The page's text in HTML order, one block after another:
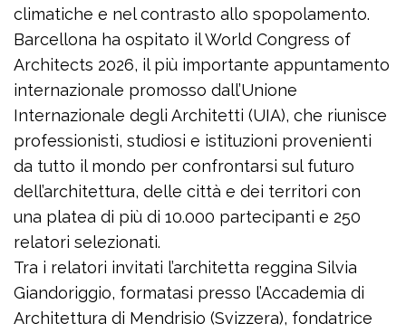
climatiche e nel contrasto allo spopolamento.
Barcellona ha ospitato il World Congress of
Architects 2026, il più importante appuntamento
internazionale promosso dall’Unione
Internazionale degli Architetti (UIA), che riunisce
professionisti, studiosi e istituzioni provenienti
da tutto il mondo per confrontarsi sul futuro
dell’architettura, delle città e dei territori con
una platea di più di 10.000 partecipanti e 250
relatori selezionati.
Tra i relatori invitati l’architetta reggina Silvia
Giandoriggio, formatasi presso l’Accademia di
Architettura di Mendrisio (Svizzera), fondatrice